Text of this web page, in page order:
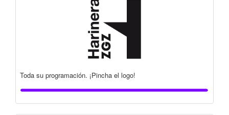
Toda su programación. ¡Pincha el logo!